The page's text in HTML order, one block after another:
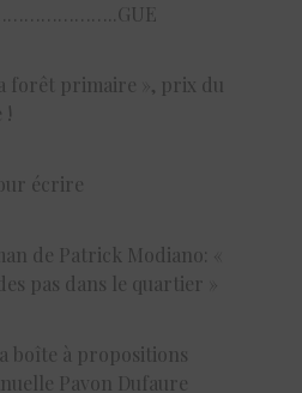
forêt primaire », prix du
!
écrire
de Patrick Modiano: «
pas dans le quartier »
boîte à propositions
Pavon Dufaure